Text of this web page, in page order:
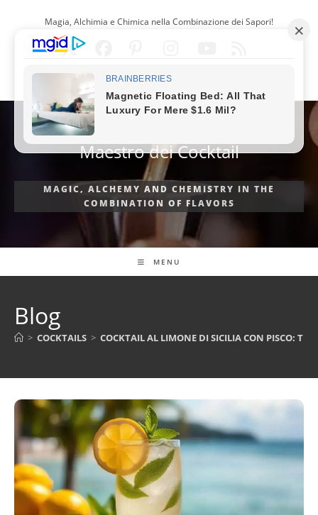
contenuto
Magia, Alchimia e Chimica nella Combinazione dei Sapori!
ITALIANO
Maestro dei Cocktail
MAGIC, ALCHEMY AND CHEMISTRY IN THE
COMBINATION OF FLAVORS
MENU
Blog
> COCKTAILS > COCKTAIL AL LIMONE DI SICILIA CON PISCO: TI